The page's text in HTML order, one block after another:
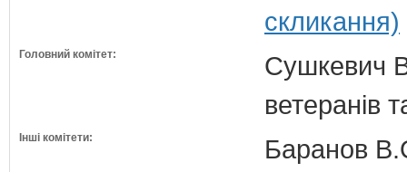
скликання)
Головний комітет:
Сушкевич
ветеранів
Інші комітети:
Баранов